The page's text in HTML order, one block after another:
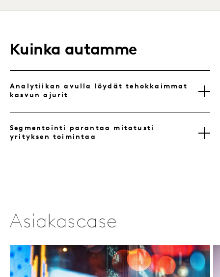
Kuinka autamme
Analytiikan avulla löydät tehokkaimmat
kasvun ajurit
Segmentointi parantaa mitatusti
yrityksen toimintaa
Asiakascase